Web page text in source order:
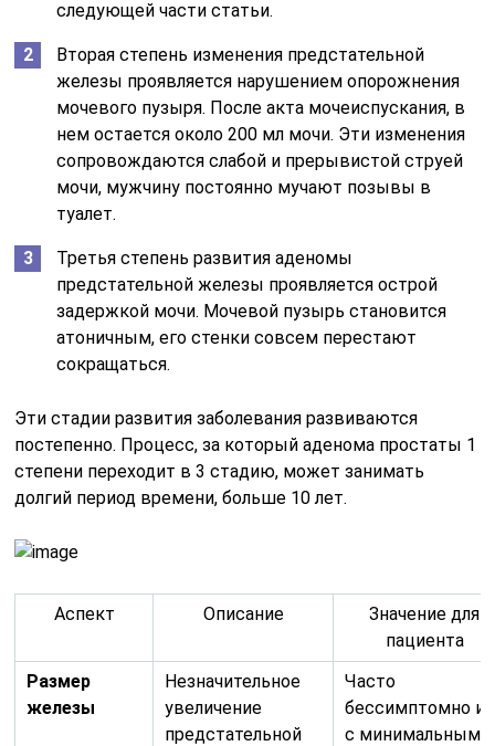
следующей части статьи.
Вторая степень изменения предстательной
железы проявляется нарушением опорожнения
мочевого пузыря. После акта мочеиспускания, в
нем остается около 200 мл мочи. Эти изменения
сопровождаются слабой и прерывистой струей
мочи, мужчину постоянно мучают позывы в
туалет.
Третья степень развития аденомы
предстательной железы проявляется острой
задержкой мочи. Мочевой пузырь становится
атоничным, его стенки совсем перестают
сокращаться.
Эти стадии развития заболевания развиваются
постепенно. Процесс, за который аденома простаты 1
степени переходит в 3 стадию, может занимать
долгий период времени, больше 10 лет.
Аспект Описание
Значение для
пациента
Размер
железы
Незначительное
увеличение
предстательной
Часто
бессимптомно
с минимальными